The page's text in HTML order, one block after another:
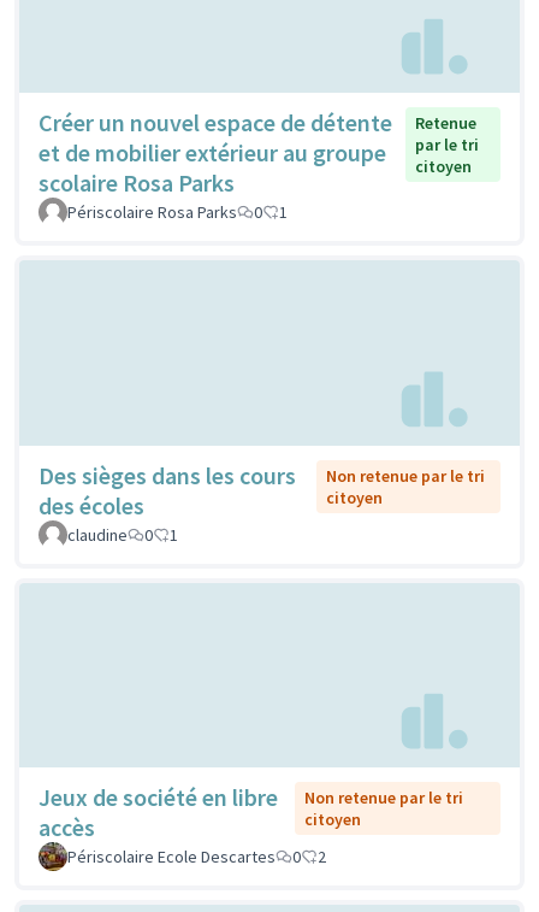
Créer un nouvel espace de détente
et de mobilier extérieur au groupe
scolaire Rosa Parks
Retenue
par le tri
citoyen
Périscolaire Rosa Parks 0 1
Des sièges dans les cours
des écoles
Non retenue par le tri
citoyen
claudine
0 1
Jeux de société en libre
accès
Non retenue par le tri
citoyen
Périscolaire Ecole Descartes
0 2